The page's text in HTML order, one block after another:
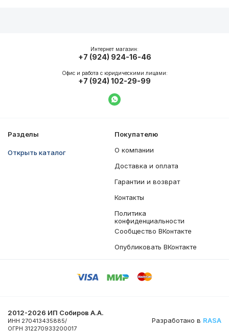
Разделы
Открыть каталог
Покупателю
О компании
Доставка и оплата
Гарантии и возврат
Контакты
Политика
конфиденциальности
Сообщество ВКонтакте
Опубликовать ВКонтакте
Интернет магазин:
+7 (924) 924-16-46
Офис и работа с юридическими лицами:
+7 (924) 102-29-99
Написать в WhatsApp
2012-2026 ИП Собиров А.А.
ИНН 270413435885/
ОГРН 312270933200017
Разработано в RASA